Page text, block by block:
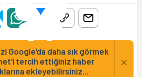
Google'da daha sık görmek
tercih ettiğiniz haber
ekleyebilirsiniz...
×